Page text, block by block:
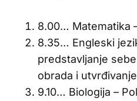
8.00… Matematika
8.35… Engleski
predstavljanje
obrada i utvrđivanje
9.10… Biologija –